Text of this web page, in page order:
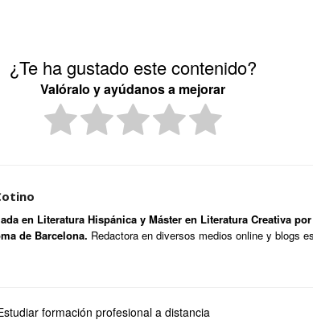
¿Te ha gustado este contenido?
Valóralo y ayúdanos a mejorar
en Literatura Hispánica y Máster en Literatura Creativa
de Barcelona. Redactora en diversos medios online y blogs
formación profesional a distancia